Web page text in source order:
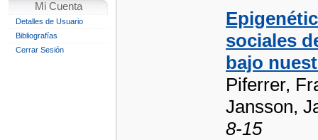
Mi Cuenta
Detalles de Usuario
Bibliografías
Cerrar Sesión
sociales
bajo
Piferrer,
Jansson,
8-15